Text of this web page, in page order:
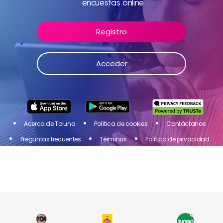
personas como tú! Comparte tu opinión sobre los
productos y servicios de las marcas que te gustan y
obtén una recompensa por tu participación en las
encuestas online.
Registro Acceder
Acerca de Toluna Política de cookies
Contáctanos
Preguntas frecuentes
Términos Política de privacidad
Registro
Acceder